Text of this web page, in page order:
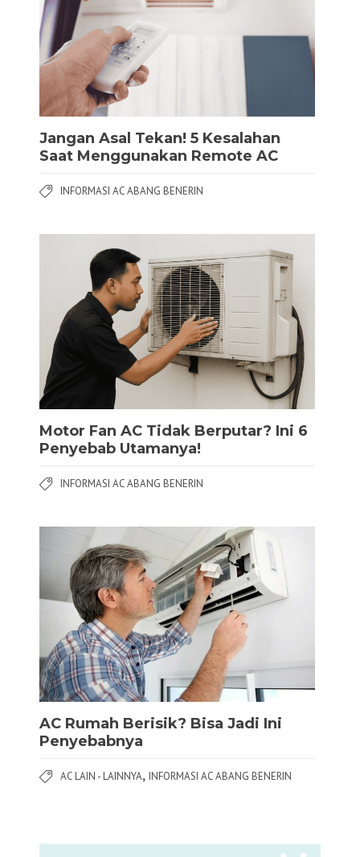
Jangan Asal Tekan! 5 Kesalahan
Saat Menggunakan Remote AC
INFORMASI AC ABANG BENERIN
Motor Fan AC Tidak Berputar? Ini 6
Penyebab Utamanya!
INFORMASI AC ABANG BENERIN
AC Rumah Berisik? Bisa Jadi Ini
Penyebabnya
AC LAIN - LAINNYA, INFORMASI AC ABANG BENERIN